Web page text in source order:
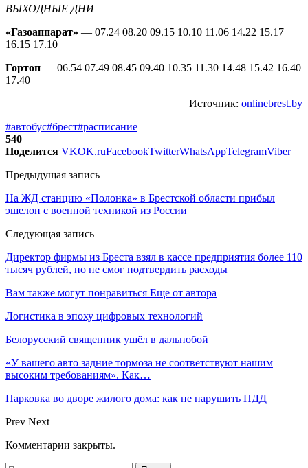
ВЫХОДНЫЕ ДНИ
«Газоаппарат» — 07.24 08.20 09.15 10.10 11.06 14.22 15.17
16.15 17.10
Гортоп — 06.54 07.49 08.45 09.40 10.35 11.30 14.48 15.42 16.40
17.40
Источник: onlinebrest.by
#автобус#брест#расписание
540
Поделится VKOK.ruFacebookTwitterWhatsAppTelegramViber
Предыдущая запись
На ЖД станцию «Полонка» в Брестской области прибыл
эшелон с военной техникой из России
Следующая запись
Директор фирмы из Бреста взял в кассе предприятия более 110
тысяч рублей, но не смог подтвердить расходы
Вам также могут понравиться Еще от автора
Логистика в эпоху цифровых технологий
Белорусский священник ушёл в дальнобой
«У вашего авто задние тормоза не соответствуют нашим
высоким требованиям». Как…
Парковка во дворе жилого дома: как не нарушить ПДД
Prev Next
Комментарии закрыты.